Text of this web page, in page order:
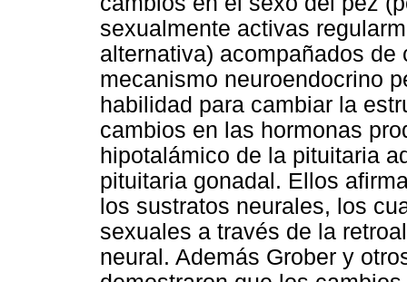
sexualmente activas
alternativa) acompañados
mecanismo neuroendocrino
habilidad para cambiar la
cambios en las hormonas
hipotalámico de la pituitaria
pituitaria gonadal. Ellos
los sustratos neurales, los
sexuales a través de la
neural. Además Grober y